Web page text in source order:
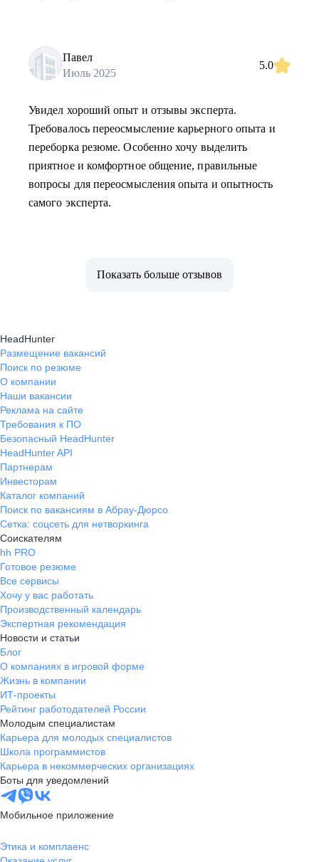
Павел
Июль 2025
5.0
Увидел хороший опыт и отзывы эксперта.
Требовалось переосмысление карьерного опыта и
переборка резюме. Особенно хочу выделить
приятное и комфортное общение, правильные
вопросы для переосмысления опыта и опытность
самого эксперта.
Показать больше отзывов
HeadHunter
Размещение вакансий
Поиск по резюме
О компании
Наши вакансии
Реклама на сайте
Требования к ПО
Безопасный HeadHunter
HeadHunter API
Партнерам
Инвесторам
Каталог компаний
Поиск по вакансиям в Абрау-Дюрсо
Сетка: соцсеть для нетворкинга
Соискателям
hh PRO
Готовое резюме
Все сервисы
Хочу у вас работать
Производственный календарь
Экспертная рекомендация
Новости и статьи
Блог
О компаниях в игровой форме
Жизнь в компании
ИТ-проекты
Рейтинг работодателей России
Молодым специалистам
Карьера для молодых специалистов
Школа программистов
Карьера в некоммерческих организациях
Боты для уведомлений
Мобильное приложение
Этика и комплаенс